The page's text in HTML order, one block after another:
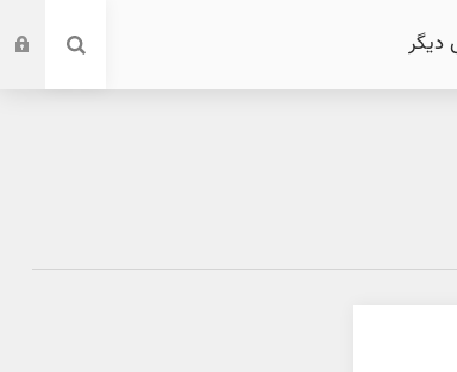
دیگر